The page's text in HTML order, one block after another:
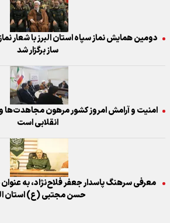
دومین همایش نماز سپاه استان البرز با شعار
ساز برگزار شد
امنیت و آرامش امروز کشور مرهون مجاهدت‌ها
انقلابی است
معرفی سرهنگ پاسدار جعفر فلاح‌نژاد، به
حسن مجتبی (ع) استان